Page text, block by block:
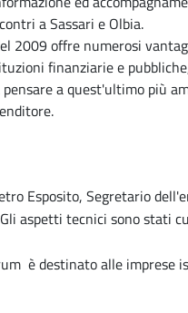
a Sassari e Olbia.
2009 offre numerosi
finanziarie e
a quest'ultimo più
Esposito, Segretario
aspetti tecnici sono stati
è destinato alle imprese